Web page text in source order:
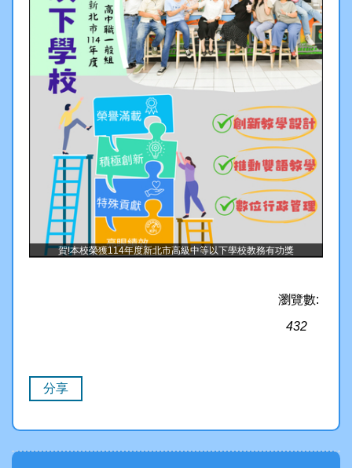
賀!本校榮獲114年度新北市高級中等以下學校教務有功獎
瀏覽數:
432
分享